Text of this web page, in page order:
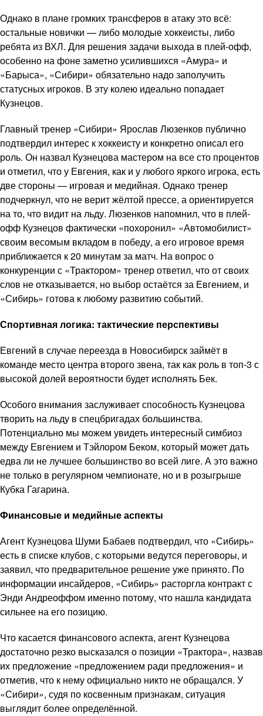
Однако в плане громких трансферов в атаку это всё:
остальные новички — либо молодые хоккеисты, либо
ребята из ВХЛ. Для решения задачи выхода в плей-офф,
особенно на фоне заметно усилившихся «Амура» и
«Барыса», «Сибири» обязательно надо заполучить
статусных игроков. В эту колею идеально попадает
Кузнецов.
Главный тренер «Сибири» Ярослав Люзенков публично
подтвердил интерес к хоккеисту и конкретно описал его
роль. Он назвал Кузнецова мастером на все сто процентов
и отметил, что у Евгения, как и у любого яркого игрока, есть
две стороны — игровая и медийная. Однако тренер
подчеркнул, что не верит жёлтой прессе, а ориентируется
на то, что видит на льду. Люзенков напомнил, что в плей-
офф Кузнецов фактически «похоронил» «Автомобилист»
своим весомым вкладом в победу, а его игровое время
приближается к 20 минутам за матч. На вопрос о
конкуренции с «Трактором» тренер ответил, что от своих
слов не отказывается, но выбор остаётся за Евгением, и
«Сибирь» готова к любому развитию событий.
Спортивная логика: тактические перспективы
Евгений в случае переезда в Новосибирск займёт в
команде место центра второго звена, так как роль в топ-3 с
высокой долей вероятности будет исполнять Бек.
Особого внимания заслуживает способность Кузнецова
творить на льду в спецбригадах большинства.
Потенциально мы можем увидеть интересный симбиоз
между Евгением и Тэйлором Беком, который может дать
едва ли не лучшее большинство во всей лиге. А это важно
не только в регулярном чемпионате, но и в розыгрыше
Кубка Гагарина.
Финансовые и медийные аспекты
Агент Кузнецова Шуми Бабаев подтвердил, что «Сибирь»
есть в списке клубов, с которыми ведутся переговоры, и
заявил, что предварительное решение уже принято. По
информации инсайдеров, «Сибирь» расторгла контракт с
Энди Андреоффом именно потому, что нашла кандидата
сильнее на его позицию.
Что касается финансового аспекта, агент Кузнецова
достаточно резко высказался о позиции «Трактора», назвав
их предложение «предложением ради предложения» и
отметив, что к нему официально никто не обращался. У
«Сибири», судя по косвенным признакам, ситуация
выглядит более определённой.